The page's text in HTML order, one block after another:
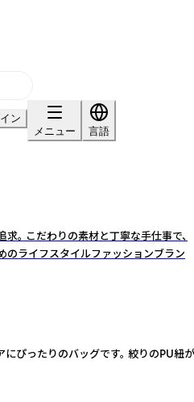
ン
メニュー
言語
。 こだわりの素材と丁寧な手仕事で、
のライフスタイルファッションブラン
りのバッグです。 絞りのPU